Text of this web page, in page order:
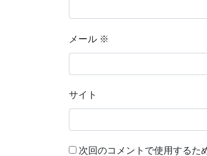
メール ※
サイト
次回のコメントで使用するた